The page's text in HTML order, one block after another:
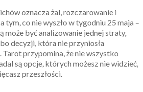
oznacza żal, rozczarowanie i
tym, co nie wyszło w tygodniu 25 maja –
może być analizowanie jednej straty,
decyzji, która nie przyniosła
przypomina, że nie wszystko
są opcje, których możesz nie widzieć,
przeszłości.